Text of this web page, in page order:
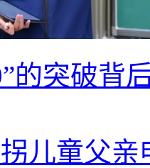
的突破背
儿童父